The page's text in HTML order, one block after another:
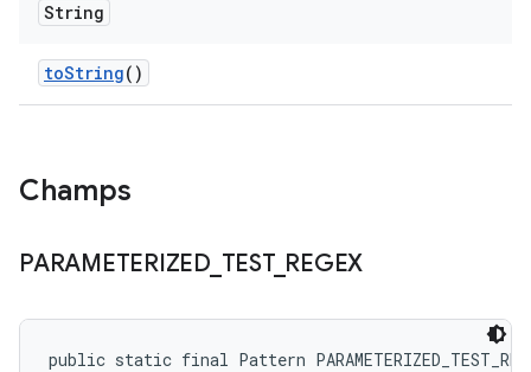
String
toString()
Champs
PARAMETERIZED_ TEST_ REGEX
public static final Pattern